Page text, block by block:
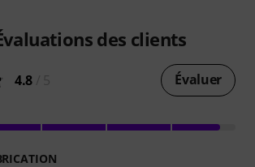
des clients
4.8 Évaluer